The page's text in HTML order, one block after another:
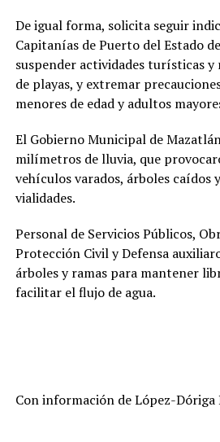
De igual forma, solicita seguir
Capitanías de Puerto del Estado
suspender actividades turísticas y
de playas, y extremar
menores de edad y adultos
El Gobierno Municipal de
milímetros de lluvia, que
vehículos varados, árboles caídos
vialidades.
Personal de Servicios Públicos,
Protección Civil y Defensa
árboles y ramas para mantener
facilitar el flujo de agua.
Con información de López-Dóriga